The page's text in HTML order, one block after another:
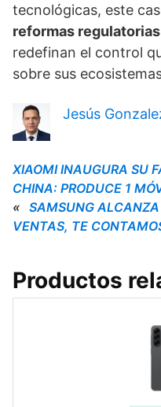
tecnológicas, este
reformas regulatorias
redefinan el control
sobre sus
Jesús
XIAOMI INAUGURA SU
CHINA: PRODUCE 1
« SAMSUNG ALCANZA
VENTAS, TE
Productos